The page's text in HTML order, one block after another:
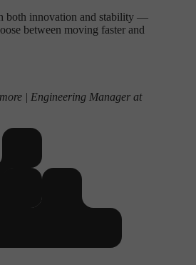
both innovation and stability —
between moving faster and
| Engineering Manager at